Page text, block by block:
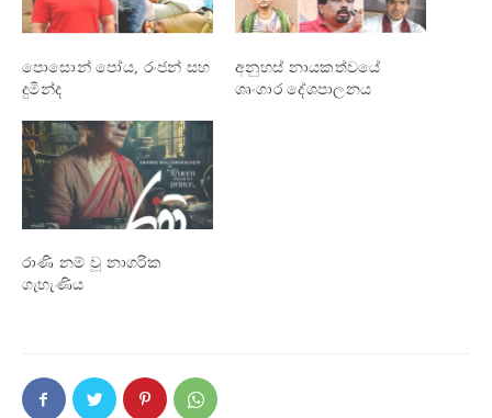
පොසොන් පෝය, රංජන් සහ
දුමින්ද
අනුහස් නායකත්වයේ
ශෘංගාර දේශපාලනය
රාණි නම් වූ නාගරික
ගැහැණිය